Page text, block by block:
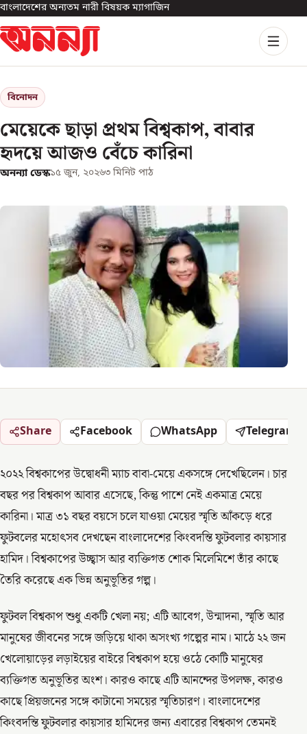
বাংলাদেশের অন্যতম নারী বিষয়ক ম্যাগাজিন
বিনোদন
মেয়েকে ছাড়া প্রথম বিশ্বকাপ, বাবার
হৃদয়ে আজও বেঁচে কারিনা
অনন্যা ডেস্ক১৫ জুন, ২০২৬৩ মিনিট পাঠ
Share Facebook WhatsApp Telegram
২০২২ বিশ্বকাপের উদ্বোধনী ম্যাচ বাবা-মেয়ে একসঙ্গে দেখেছিলেন। চার
বছর পর বিশ্বকাপ আবার এসেছে, কিন্তু পাশে নেই একমাত্র মেয়ে
কারিনা। মাত্র ৩১ বছর বয়সে চলে যাওয়া মেয়ের স্মৃতি আঁকড়ে ধরে
ফুটবলের মহোৎসব দেখছেন বাংলাদেশের কিংবদন্তি ফুটবলার কায়সার
হামিদ। বিশ্বকাপের উচ্ছ্বাস আর ব্যক্তিগত শোক মিলেমিশে তাঁর কাছে
তৈরি করেছে এক ভিন্ন অনুভূতির গল্প।
ফুটবল বিশ্বকাপ শুধু একটি খেলা নয়; এটি আবেগ, উন্মাদনা, স্মৃতি আর
মানুষের জীবনের সঙ্গে জড়িয়ে থাকা অসংখ্য গল্পের নাম। মাঠে ২২ জন
খেলোয়াড়ের লড়াইয়ের বাইরে বিশ্বকাপ হয়ে ওঠে কোটি মানুষের
ব্যক্তিগত অনুভূতির অংশ। কারও কাছে এটি আনন্দের উপলক্ষ, কারও
কাছে প্রিয়জনের সঙ্গে কাটানো সময়ের স্মৃতিচারণ। বাংলাদেশের
কিংবদন্তি ফুটবলার কায়সার হামিদের জন্য এবারের বিশ্বকাপ তেমনই